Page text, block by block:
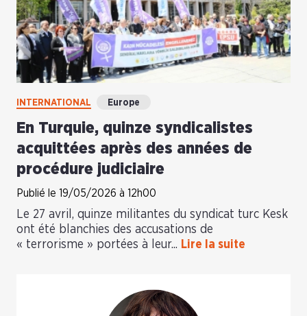
INTERNATIONAL Europe
En Turquie, quinze syndicalistes
acquittées après des années de
procédure judiciaire
Publié le 19/05/2026 à 12h00
Le 27 avril, quinze militantes du syndicat turc Kesk
ont été blanchies des accusations de
« terrorisme » portées à leur... Lire la suite